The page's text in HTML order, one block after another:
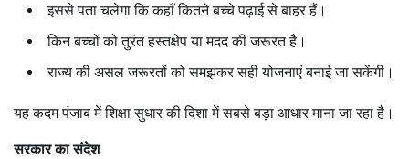
इससे पता चलेगा कि कहाँ कितने बच्चे पढ़ाई से बाहर हैं।
किन बच्चों को तुरंत हस्तक्षेप या मदद की जरूरत है।
राज्य की असल जरूरतों को समझकर सही योजनाएं बनाई जा सकेंगी।
यह कदम पंजाब में शिक्षा सुधार की दिशा में सबसे बड़ा आधार माना जा रहा है।
सरकार का संदेश